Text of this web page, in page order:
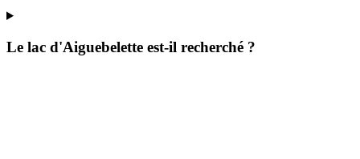
Le lac d'Aiguebelette est-il recherché ?